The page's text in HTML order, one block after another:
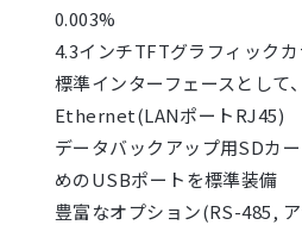
0.003%
4.3インチTFTグラフィックカ
標準インターフェースとして
Ethernet(LANポートRJ45)
データバックアップ用SDカ
めのUSBポートを標準装備
豊富なオプション(RS-485,